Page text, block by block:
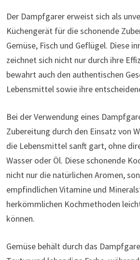
Der Dampfgarer erweist sich als
Küchengerät für die schonende
Gemüse, Fisch und Geflügel. Diese
zeichnet sich nicht nur durch ihre
bewahrt auch den authentischen
Lebensmittel sowie ihre
Bei der Verwendung eines
Zubereitung durch den Einsatz von
die Lebensmittel sanft gart, ohne
Wasser oder Öl. Diese schonende
nicht nur die natürlichen Aromen,
empfindlichen Vitamine und
herkömmlichen Kochmethoden
können.
Gemüse behält durch das